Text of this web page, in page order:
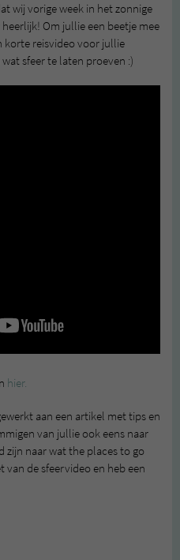
wij vorige week in het zonnige
Om jullie een beetje mee
korte reisvideo voor jullie
sfeer te laten proeven :)
hier.
aan een artikel met tips en
van jullie ook eens naar
zijn naar wat the places to go
van de sfeervideo en heb een